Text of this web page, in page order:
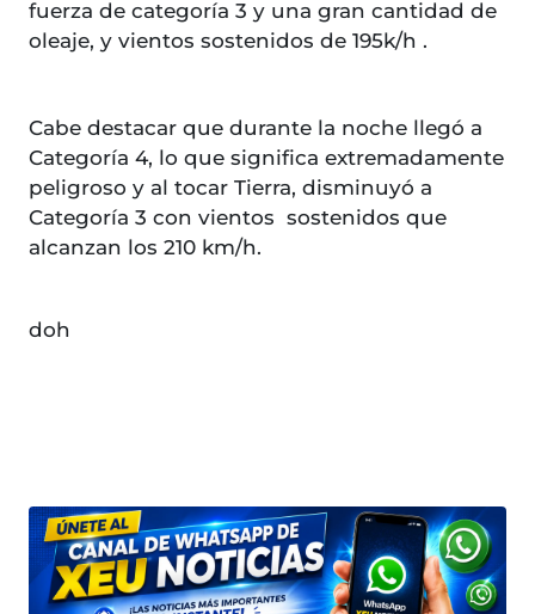
fuerza de categoría 3 y una gran cantidad de
oleaje, y vientos sostenidos de 195k/h .
Cabe destacar que durante la noche llegó a
Categoría 4, lo que significa extremadamente
peligroso y al tocar Tierra, disminuyó a
Categoría 3 con vientos sostenidos que
alcanzan los 210 km/h.
doh